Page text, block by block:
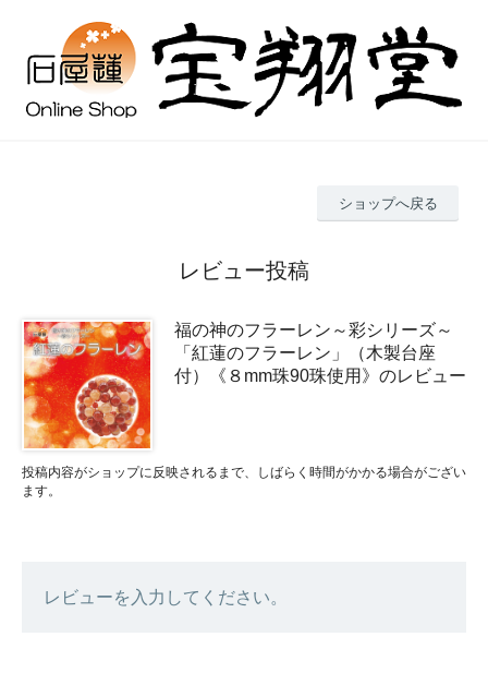
ショップへ戻る
レビュー投稿
福の神のフラーレン～彩シリーズ～
「紅蓮のフラーレン」（木製台座
付）《８mm珠90珠使用》のレビュー
投稿内容がショップに反映されるまで、しばらく時間がかかる場合がござい
ます。
レビューを入力してください。